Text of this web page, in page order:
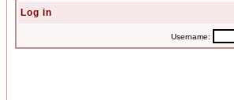
Log in
Username: